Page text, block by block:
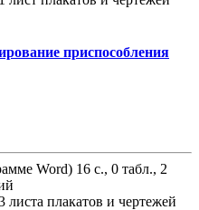
приспособления
Word) 16 с., 0 табл., 2
плакатов и чертежей